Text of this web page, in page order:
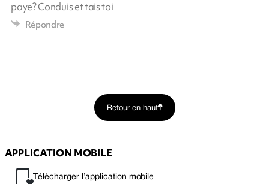
paye? Conduis et tais toi
Répondre
Retour en haut
APPLICATION MOBILE
Télécharger l’application mobile